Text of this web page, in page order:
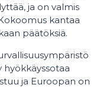
ja on valmis
kantaa
päätöksiä.
hyökkäyssotaa
ja Euroopan on